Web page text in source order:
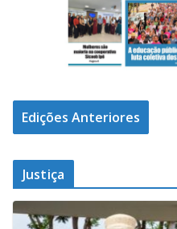
Edições Anteriores
Justiça